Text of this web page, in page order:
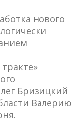
нового
Бризицкий
Валерию